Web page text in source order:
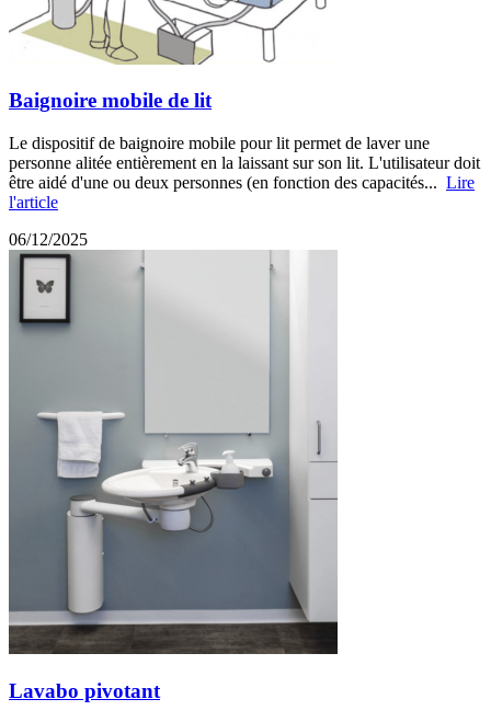
Baignoire mobile de lit
Le dispositif de baignoire mobile pour lit permet de laver une
personne alitée entièrement en la laissant sur son lit. L'utilisateur doit
être aidé d'une ou deux personnes (en fonction des capacités... Lire
l'article
06/12/2025
Lavabo pivotant